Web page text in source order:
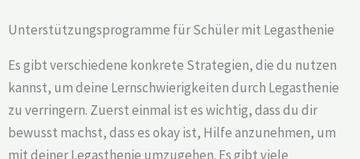
Unterstützungsprogramme für Schüler mit Legasthenie
Es gibt verschiedene konkrete Strategien, die du nutzen
kannst, um deine Lernschwierigkeiten durch Legasthenie
zu verringern. Zuerst einmal ist es wichtig, dass du dir
bewusst machst, dass es okay ist, Hilfe anzunehmen, um
mit deiner Legasthenie umzugehen. Es gibt viele